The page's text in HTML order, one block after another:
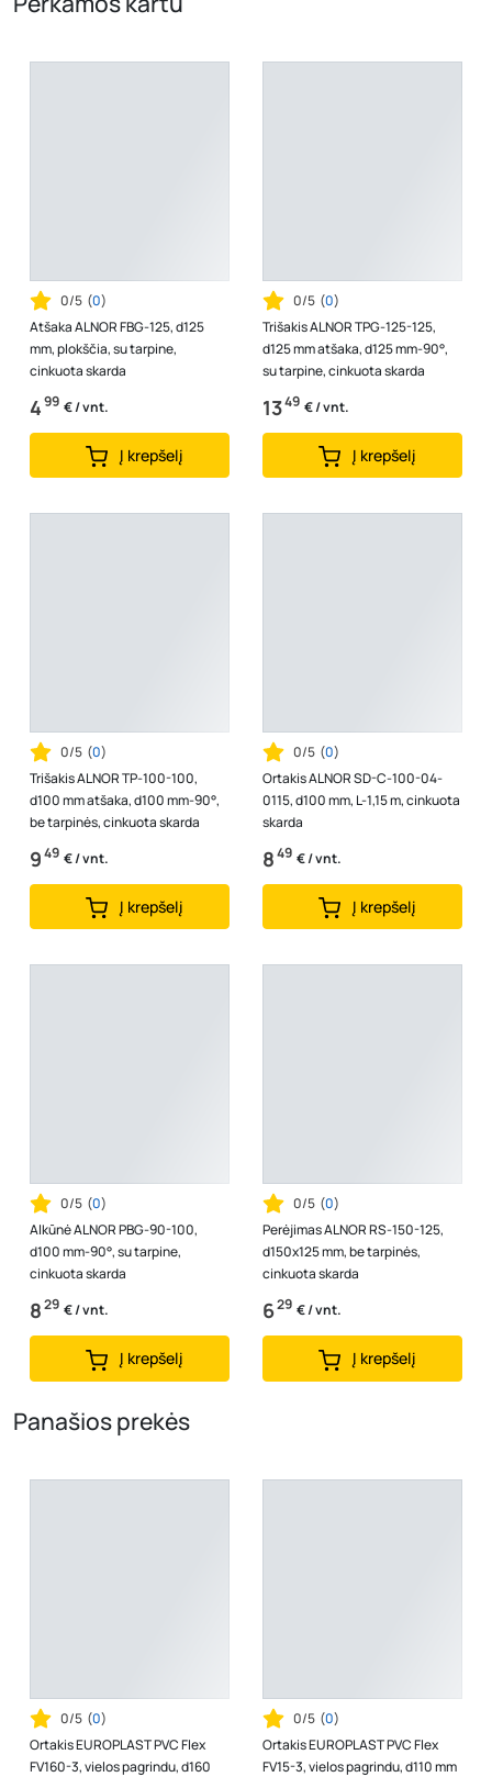
0/5 (0)
Atšaka ALNOR FBG-125, d125
mm, plokščia, su tarpine,
cinkuota skarda
499 € / vnt.
Į krepšelį
0/5 (0)
Trišakis ALNOR TPG-125-125,
d125 mm atšaka, d125 mm-90°,
su tarpine, cinkuota skarda
1349 € / vnt.
Į krepšelį
0/5 (0)
Trišakis ALNOR TP-100-100,
d100 mm atšaka, d100 mm-90°,
be tarpinės, cinkuota skarda
949 € / vnt.
Į krepšelį
0/5 (0)
Ortakis ALNOR SD-C-100-04-
0115, d100 mm, L-1,15 m, cinkuota
skarda
849 € / vnt.
Į krepšelį
0/5 (0)
Alkūnė ALNOR PBG-90-100,
d100 mm-90°, su tarpine,
cinkuota skarda
829 € / vnt.
Į krepšelį
0/5 (0)
Perėjimas ALNOR RS-150-125,
d150x125 mm, be tarpinės,
cinkuota skarda
629 € / vnt.
Į krepšelį
Panašios prekės
0/5 (0)
Ortakis EUROPLAST PVC Flex
FV160-3, vielos pagrindu, d160
0/5 (0)
Ortakis EUROPLAST PVC Flex
FV15-3, vielos pagrindu, d110 mm